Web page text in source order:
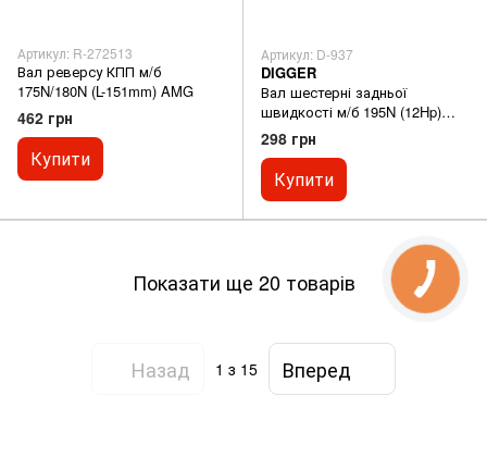
Артикул: R-272513
Вал реверсу КПП м/б
175N/180N (L-151mm) AMG
462 грн
Купити
Артикул: D-937
DIGGER
Вал шестерні задньої
швидкості м/б 195N (12Hp)
DIGGER
298 грн
Купити
Показати ще 20 товарів
Назад 1 з 15 Вперед